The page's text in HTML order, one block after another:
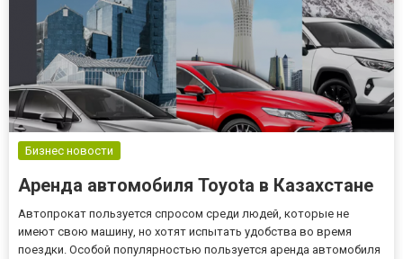
Бизнес новости
Аренда автомобиля Toyota в Казахстане
Автопрокат пользуется спросом среди людей, которые не
имеют свою машину, но хотят испытать удобства во время
поездки. Особой популярностью пользуется аренда автомобиля